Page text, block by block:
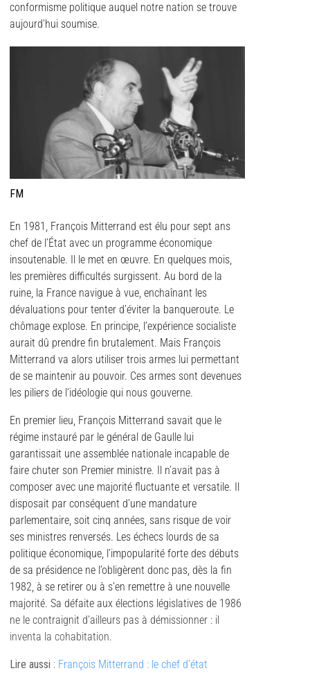
conformisme politique auquel notre nation se trouve
aujourd’hui soumise.
FM
En 1981, François Mitterrand est élu pour sept ans
chef de l’État avec un programme économique
insoutenable. Il le met en œuvre. En quelques mois,
les premières difficultés surgissent. Au bord de la
ruine, la France navigue à vue, enchaînant les
dévaluations pour tenter d’éviter la banqueroute. Le
chômage explose. En principe, l’expérience socialiste
aurait dû prendre fin brutalement. Mais François
Mitterrand va alors utiliser trois armes lui permettant
de se maintenir au pouvoir. Ces armes sont devenues
les piliers de l’idéologie qui nous gouverne.
En premier lieu, François Mitterrand savait que le
régime instauré par le général de Gaulle lui
garantissait une assemblée nationale incapable de
faire chuter son Premier ministre. Il n’avait pas à
composer avec une majorité fluctuante et versatile. Il
disposait par conséquent d’une mandature
parlementaire, soit cinq années, sans risque de voir
ses ministres renversés. Les échecs lourds de sa
politique économique, l’impopularité forte des débuts
de sa présidence ne l’obligèrent donc pas, dès la fin
1982, à se retirer ou à s’en remettre à une nouvelle
majorité. Sa défaite aux élections législatives de 1986
ne le contraignit d’ailleurs pas à démissionner : il
inventa la cohabitation.
Lire aussi : François Mitterrand : le chef d’état